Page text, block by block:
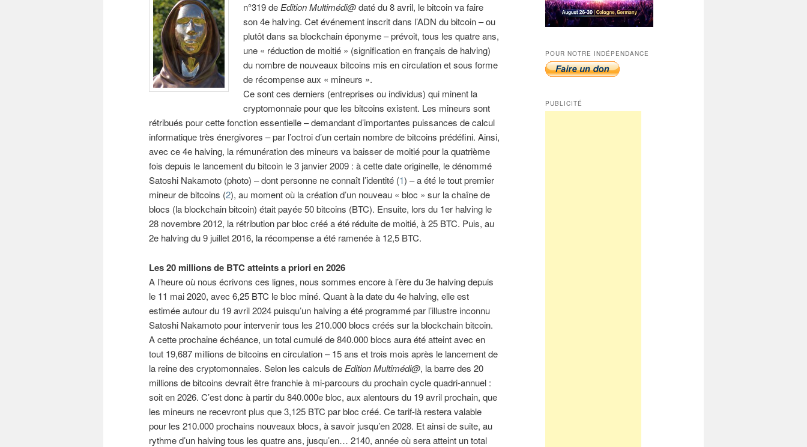
n°319 deEdition Multimédi@daté du 8 avril, le bitcoin va faire
son 4e halving. Cet événement inscrit dans l’ADN du bitcoin – ou
plutôt dans sa blockchain éponyme – prévoit, tous les quatre ans,
une « réduction de moitié » (signification en français de halving)
du nombre de nouveaux bitcoins mis en circulation et sous forme
de récompense aux « mineurs ».
Ce sont ces derniers (entreprises ou individus) qui minent la
cryptomonnaie pour que les bitcoins existent. Les mineurs sont
rétribués pour cette fonction essentielle – demandant d’importantes puissances de calcul
informatique très énergivores – par l’octroi d’un certain nombre de bitcoins prédéfini. Ainsi,
avec ce 4e halving, la rémunération des mineurs va baisser de moitié pour la quatrième
fois depuis le lancement du bitcoin le 3 janvier 2009 : à cette date originelle, le dénommé
Satoshi Nakamoto (photo) – dont personne ne connaît l’identité (1) – a été le tout premier
mineur de bitcoins (2), au moment où la création d’un nouveau « bloc » sur la chaîne de
blocs (la blockchain bitcoin) était payée 50 bitcoins (BTC). Ensuite, lors du 1er halving le
28 novembre 2012, la rétribution par bloc créé a été réduite de moitié, à 25 BTC. Puis, au
2e halving du 9 juillet 2016, la récompense a été ramenée à 12,5 BTC.
Les 20 millions de BTC atteints a priori en 2026
A l’heure où nous écrivons ces lignes, nous sommes encore à l’ère du 3e halving depuis
le 11 mai 2020, avec 6,25 BTC le bloc miné. Quant à la date du 4e halving, elle est
estimée autour du 19 avril 2024 puisqu’un halving a été programmé par l’illustre inconnu
Satoshi Nakamoto pour intervenir tous les 210.000 blocs créés sur la blockchain bitcoin.
A cette prochaine échéance, un total cumulé de 840.000 blocs aura été atteint avec en
tout 19,687 millions de bitcoins en circulation – 15 ans et trois mois après le lancement de
la reine des cryptomonnaies. Selon les calculs de Edition Multimédi@, la barre des 20
millions de bitcoins devrait être franchie à mi-parcours du prochain cycle quadri-annuel :
soit en 2026. C’est donc à partir du 840.000e bloc, aux alentours du 19 avril prochain, que
les mineurs ne recevront plus que 3,125 BTC par bloc créé. Ce tarif-là restera valable
pour les 210.000 prochains nouveaux blocs, à savoir jusqu’en 2028. Et ainsi de suite, au
rythme d’un halving tous les quatre ans, jusqu’en… 2140, année où sera atteint un total
POUR NOTRE INDÉPENDANCE
PUBLICITÉ